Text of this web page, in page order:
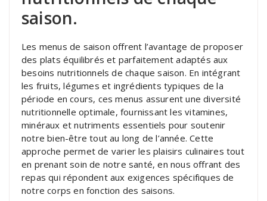
saison.
Les menus de saison offrent l’avantage de proposer
des plats équilibrés et parfaitement adaptés aux
besoins nutritionnels de chaque saison. En intégrant
les fruits, légumes et ingrédients typiques de la
période en cours, ces menus assurent une diversité
nutritionnelle optimale, fournissant les vitamines,
minéraux et nutriments essentiels pour soutenir
notre bien-être tout au long de l’année. Cette
approche permet de varier les plaisirs culinaires tout
en prenant soin de notre santé, en nous offrant des
repas qui répondent aux exigences spécifiques de
notre corps en fonction des saisons.